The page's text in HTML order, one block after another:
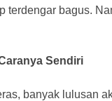
terdengar bagus.
Sendiri
banyak lulusan